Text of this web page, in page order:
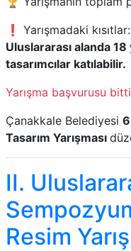
❗ Yarışmadaki kısıtlar:
Uluslararası alanda
tasarımcılar katılabilir.
Yarışma başvurusu
Çanakkale Belediyesi
Tasarım Yarışması
II.
Resim